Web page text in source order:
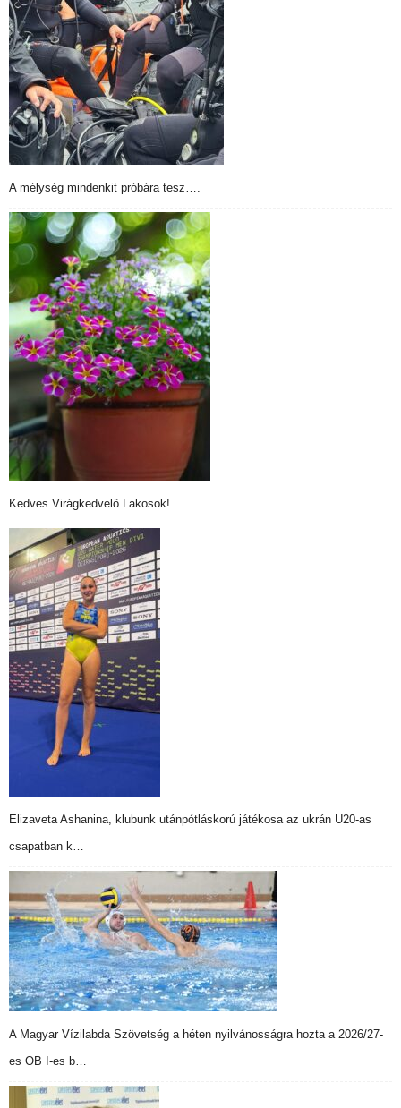
A mélység mindenkit próbára tesz….
Kedves Virágkedvelő Lakosok!…
Elizaveta Ashanina, klubunk utánpótláskorú játékosa az ukrán U20-as
csapatban k…
A Magyar Vízilabda Szövetség a héten nyilvánosságra hozta a 2026/27-
es OB I-es b…